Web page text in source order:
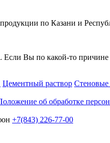
по Казани и
Если Вы по какой-то
Цементный раствор Стеновые
об обработке
+7(843) 226-77-00